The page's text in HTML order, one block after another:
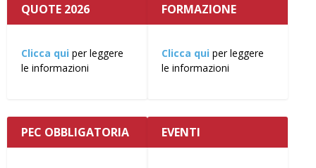
QUOTE 2026
Clicca qui per leggere
le informazioni
FORMAZIONE
Clicca qui per leggere
le informazioni
PEC OBBLIGATORIA EVENTI